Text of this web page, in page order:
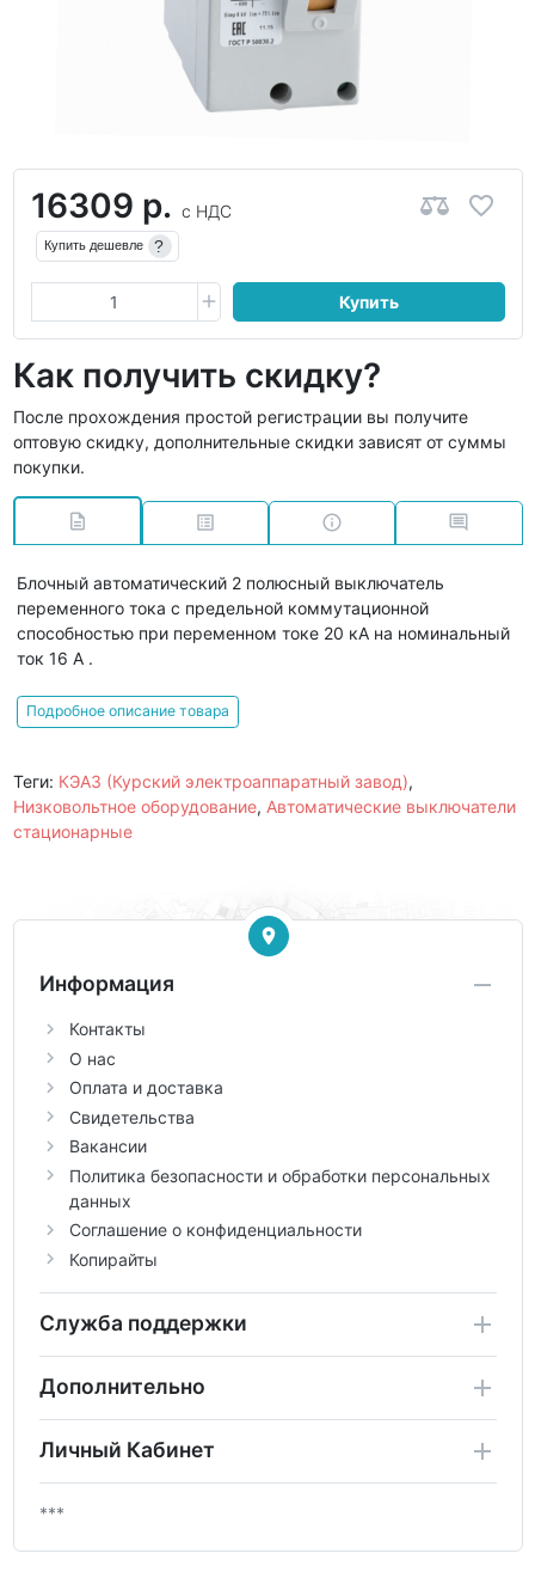
16309 р. с НДС
Купить дешевле ?
Купить
Как получить скидку?
После прохождения простой регистрации вы получите
оптовую скидку, дополнительные скидки зависят от суммы
покупки.
Блочный автоматический 2 полюсный выключатель
переменного тока с предельной коммутационной
способностью при переменном токе 20 кА на номинальный
ток 16 А .
Подробное описание товара
Теги: КЭАЗ (Курский электроаппаратный завод),
Низковольтное оборудование, Автоматические выключатели
стационарные
Информация
Контакты
О нас
Оплата и доставка
Свидетельства
Вакансии
Политика безопасности и обработки персональных
данных
Соглашение о конфиденциальности
Копирайты
Служба поддержки
Дополнительно
Личный Кабинет
***